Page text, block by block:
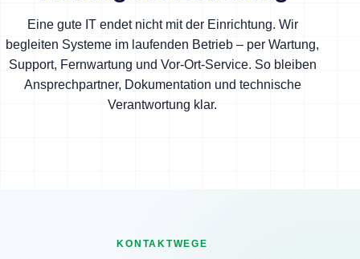
Eine gute IT endet nicht mit der Einrichtung. Wir
begleiten Systeme im laufenden Betrieb – per Wartung,
Support, Fernwartung und Vor-Ort-Service. So bleiben
Ansprechpartner, Dokumentation und technische
Verantwortung klar.
KONTAKTWEGE